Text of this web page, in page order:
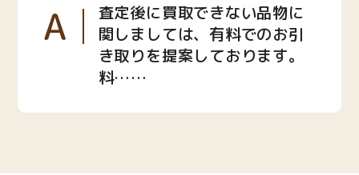
A
査定後に買取できない品物に
関しましては、有料でのお引
き取りを提案しております。
料……